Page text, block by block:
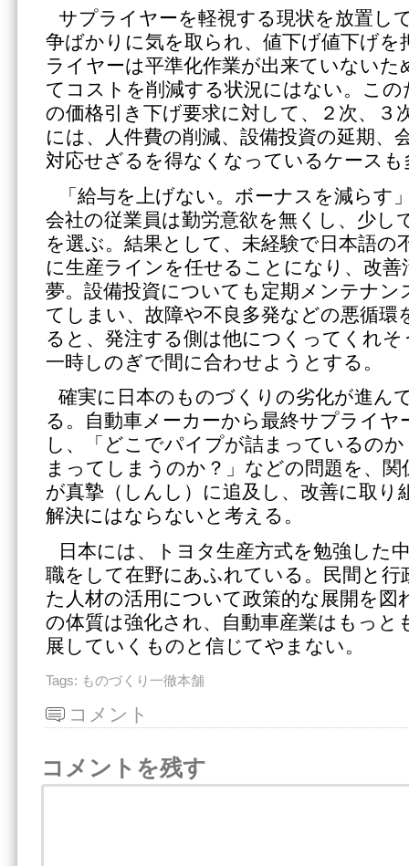
サプライヤーを軽視する現状を放置し
争ばかりに気を取られ、値下げ値下げを
ライヤーは平準化作業が出来ていないた
てコストを削減する状況にはない。こ
の価格引き下げ要求に対して、２次、３
には、人件費の削減、設備投資の延期、
対応せざるを得なくなっているケースも
「給与を上げない。ボーナスを減らす
会社の従業員は勤労意欲を無くし、少し
を選ぶ。結果として、未経験で日本語の
に生産ラインを任せることになり、改
夢。設備投資についても定期メンテナ
てしまい、故障や不良多発などの悪循環
ると、発注する側は他につくってくれ
一時しのぎで間に合わせようとする。
確実に日本のものづくりの劣化が進ん
る。自動車メーカーから最終サプライヤ
し、「どこでパイプが詰まっているの
まってしまうのか？」などの問題を、関
が真摯（しんし）に追及し、改善に取り
解決にはならないと考える。
日本には、トヨタ生産方式を勉強した
職をして在野にあふれている。民間と
た人材の活用について政策的な展開を図
の体質は強化され、自動車産業はもっと
展していくものと信じてやまない。
Tags: ものづくり一徹本舗
コメント
コメントを残す